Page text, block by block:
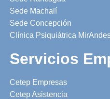
Sede Machalí
Sede Concepción
Clínica Psiquiátrica
Servicios
Cetep Empresas
Cetep Asistencia